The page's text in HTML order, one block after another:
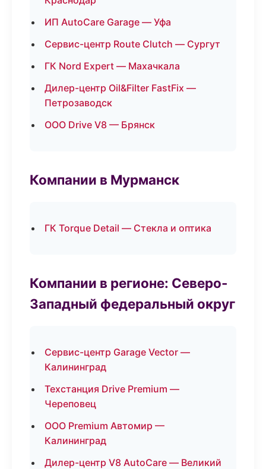
ИП AutoCare Garage — Уфа
Сервис-центр Route Clutch — Сургут
ГК Nord Expert — Махачкала
Дилер-центр Oil&Filter FastFix —
Петрозаводск
ООО Drive V8 — Брянск
Компании в Мурманск
ГК Torque Detail — Стекла и оптика
Компании в регионе: Северо-
Западный федеральный округ
Сервис-центр Garage Vector —
Калининград
Техстанция Drive Premium —
Череповец
ООО Premium Автомир —
Калининград
Дилер-центр V8 AutoCare — Великий